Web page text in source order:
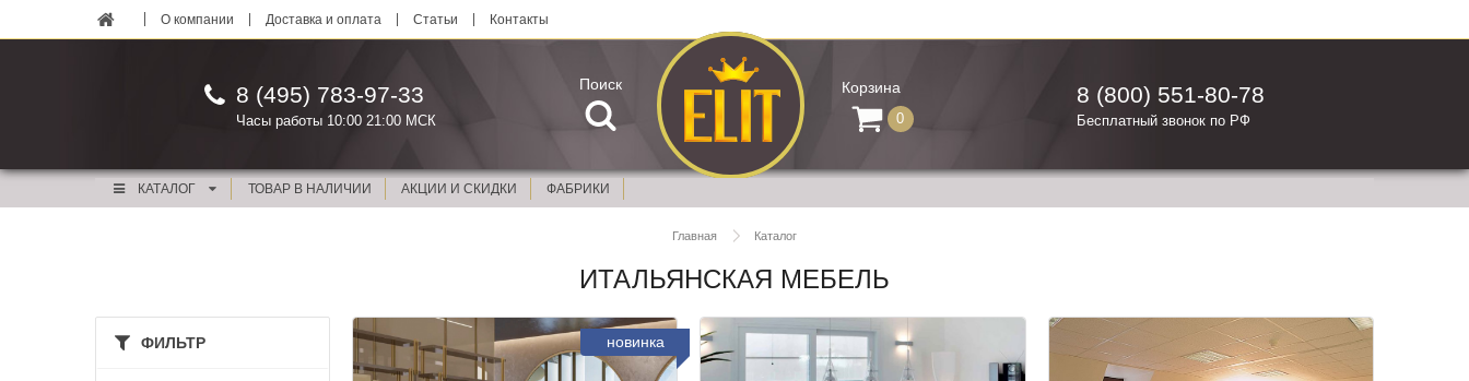
О компании Доставка и оплата Статьи Контакты
8 (495) 783-97-33
Часы работы 10:00 21:00 МСК
Поиск Корзина
0
8 (800) 551-80-78
Бесплатный звонок по РФ
КАТАЛОГ ТОВАР В НАЛИЧИИ АКЦИИ И СКИДКИ ФАБРИКИ
Главная Каталог
ИТАЛЬЯНСКАЯ МЕБЕЛЬ
ФИЛЬТР новинка